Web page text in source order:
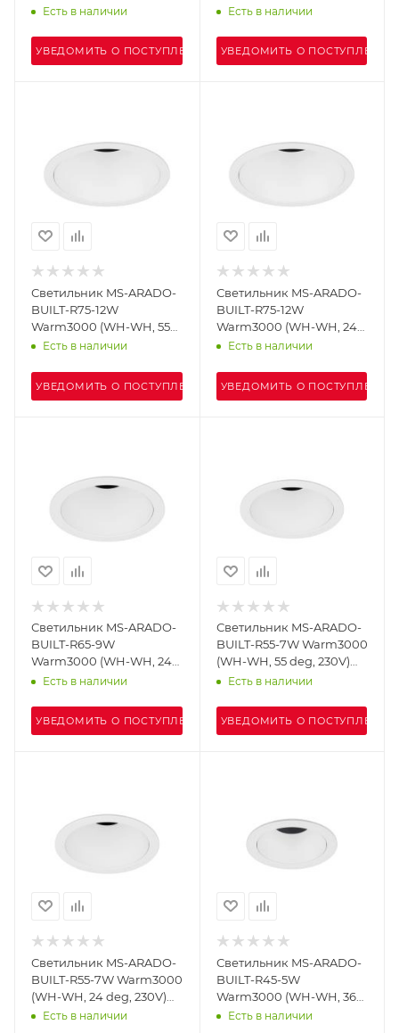
deg, 230V) (Arlight, IP20
Есть в наличии
УВЕДОМИТЬ О ПОСТУПЛЕНИИ
deg, 230V) (Arlight, IP20
Есть в наличии
УВЕДОМИТЬ О ПОСТУПЛЕНИИ
Светильник MS-ARADO-
BUILT-R75-12W
Warm3000 (WH-WH, 55
deg, 230V) (Arlight, IP20
Есть в наличии
УВЕДОМИТЬ О ПОСТУПЛЕНИИ
Светильник MS-ARADO-
BUILT-R75-12W
Warm3000 (WH-WH, 24
deg, 230V) (Arlight, IP20
Есть в наличии
УВЕДОМИТЬ О ПОСТУПЛЕНИИ
Светильник MS-ARADO-
BUILT-R65-9W
Warm3000 (WH-WH, 24
deg, 230V) (Arlight, IP20
Есть в наличии
УВЕДОМИТЬ О ПОСТУПЛЕНИИ
Светильник MS-ARADO-
BUILT-R55-7W Warm3000
(WH-WH, 55 deg, 230V)
(Arlight, IP20 Металл, 5
Есть в наличии
УВЕДОМИТЬ О ПОСТУПЛЕНИИ
Светильник MS-ARADO-
BUILT-R55-7W Warm3000
(WH-WH, 24 deg, 230V)
(Arlight, IP20 Металл, 5
Есть в наличии
Светильник MS-ARADO-
BUILT-R45-5W
Warm3000 (WH-WH, 36
deg, 230V) (Arlight, IP20
Есть в наличии